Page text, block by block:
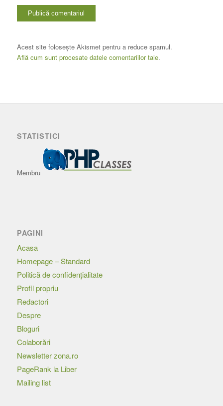
Acest site folosește Akismet pentru a reduce spamul.
Află cum sunt procesate datele comentariilor tale.
STATISTICI
Membru
PAGINI
Acasa
Homepage – Standard
Politică de confidențialitate
Profil propriu
Redactori
Despre
Bloguri
Colaborări
Newsletter zona.ro
PageRank la Liber
Mailing list